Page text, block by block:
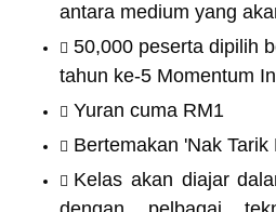
antara medium yang
50,000 peserta dipilih
tahun ke-5 Momentum
Yuran cuma RM1
Bertemakan 'Nak Tarik
Kelas akan diajar